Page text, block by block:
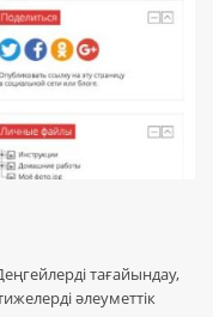
тағайындау,
әлеуметтік